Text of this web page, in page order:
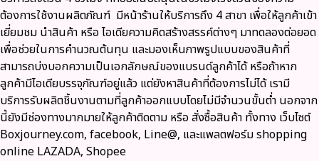
ต้องการใช้งานผลิตภัณฑ์ มีหน้าร้านให้บริการถึง 4 สาขา เพื่อให้ลูกค้าเข้า
เยี่ยมชม นำสินค้า หรือ ไอเดียความคิดสร้างสรรค์ต่างๆ มาทดลองต่อยอด
เพื่อช่วยในการคำนวณต้นทุน และมองเห็นภาพรูปแบบของสินค้าที่
สามารถบ่งบอกความเป็นเอกลักษณ์ของแบรนด์ลูกค้าได้ หรือถ้าหาก
ลูกค้ามีไอเดียบรรจุภัณฑ์อยู่แล้ว แต่ยังหาสินค้าที่ต้องการไม่ได้ เรามี
บริการรับผลิตชิ้นงานตามที่ลูกค้าออกแบบโดยไม่มีจำนวนขั้นต่ำ นอกจาก
นี้ยังมีช่องทางมากมายให้ลูกค้าติดตาม หรือ สั่งซื้อสินค้า ทั้งทาง เว็บไซต์
Boxjourney.com, facebook, Line@, และแพลตฟอร์ม shopping
online LAZADA, Shopee